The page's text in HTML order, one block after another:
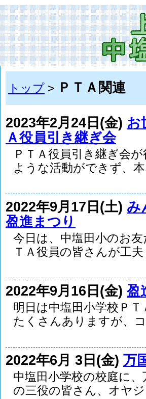
トップ > ＰＴＡ関連
2023年2月24日(金)
Ａ役員引き継ぎ会
ＰＴＡ役員引き継ぎ会
ような活動ができず、
2022年9月17日(土)
盈進まつり
今日は、中塩田小のお
ＴＡ役員の皆さんが工
2022年9月16日(金) 盈
明日は中塩田小学校Ｐ
たくさんありますが、
2022年6月 3日(金) 万
中塩田小学校の校庭に
の三役の皆さん、オヤ